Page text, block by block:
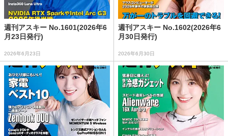
週刊アスキー No.1601(2026年6
月23日発行)
2026年6月23日
週刊アスキー No.1602(2026年6
月30日発行)
2026年6月30日